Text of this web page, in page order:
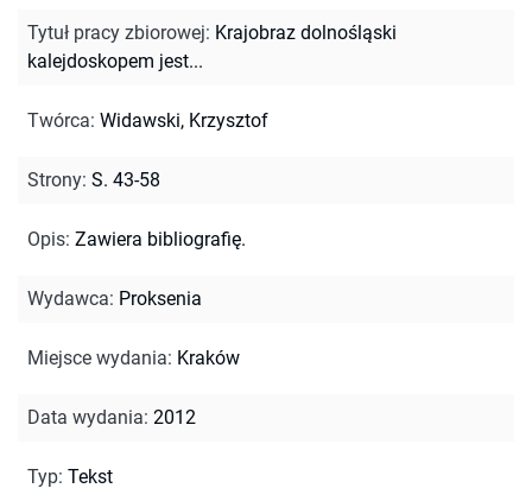
Tytuł pracy zbiorowej: Krajobraz dolnośląski
kalejdoskopem jest...
Twórca: Widawski, Krzysztof
Strony: S. 43-58
Opis: Zawiera bibliografię.
Wydawca: Proksenia
Miejsce wydania: Kraków
Data wydania: 2012
Typ: Tekst